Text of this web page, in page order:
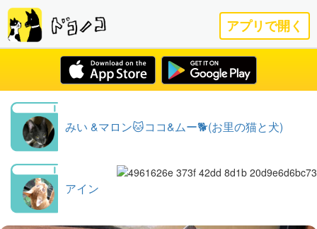
アプリで開く
みい &マロン🐱ココ&ムー🐕(お里の猫と犬)
アイン